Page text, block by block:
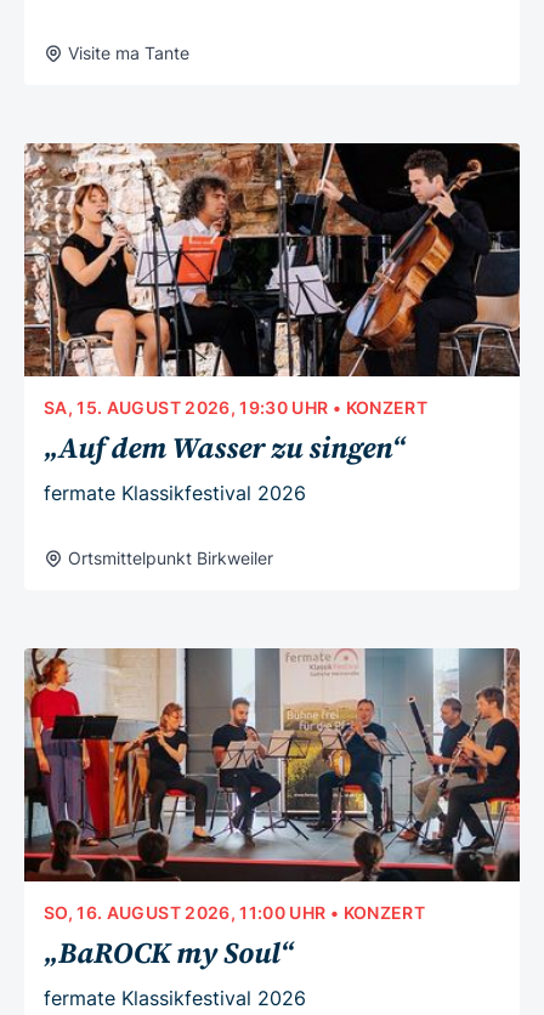
Visite ma Tante
SA, 15. AUGUST 2026, 19:30 UHR • KONZERT
„Auf dem Wasser zu singen“
fermate Klassikfestival 2026
Ortsmittelpunkt Birkweiler
SO, 16. AUGUST 2026, 11:00 UHR • KONZERT
„BaROCK my Soul“
fermate Klassikfestival 2026